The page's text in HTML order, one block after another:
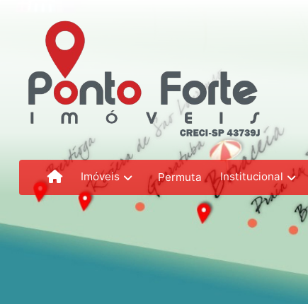
Imóveis Permuta Institucional